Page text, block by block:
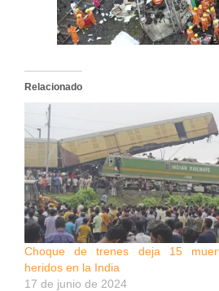
Relacionado
Choque de trenes deja 15
heridos en la India
17 de junio de 2024